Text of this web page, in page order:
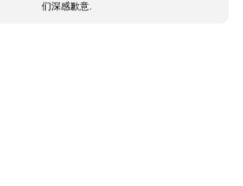
们深感歉意.